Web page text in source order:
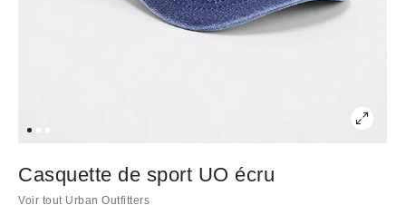
Casquette de sport UO écru
Voir tout Urban Outfitters